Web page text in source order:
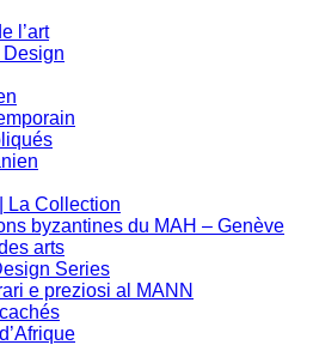
l’art
Design
La Collection
byzantines du MAH – Genève
arts
Series
e preziosi al MANN